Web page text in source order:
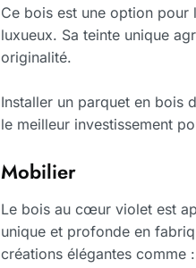
Ce bois est une option pour
luxueux. Sa teinte unique
originalité.
Installer un parquet en bois
le meilleur investissement
Mobilier
Le bois au cœur violet est
unique et profonde en
créations élégantes comme :